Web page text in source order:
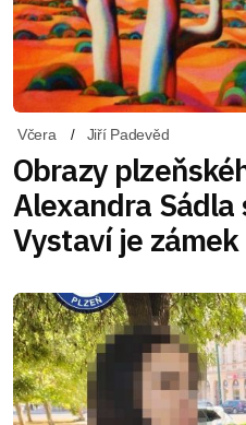
Včera Jiří Padevěd
Obrazy
Alexandra Sádla
Vystaví je